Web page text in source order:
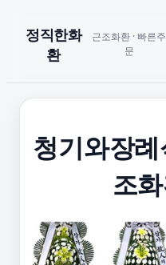
정직한화
환
근조화환 · 빠른주
문
청기와장
조